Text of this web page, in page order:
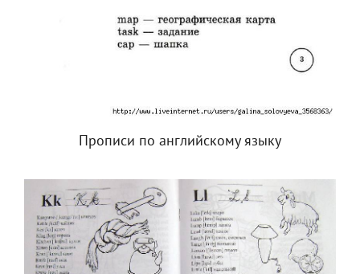
Прописи по английскому языку